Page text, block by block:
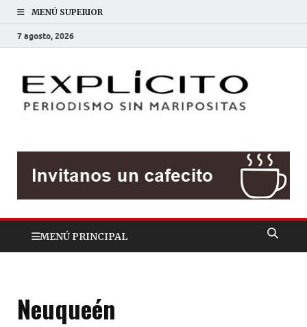
MENÚ SUPERIOR
7 agosto, 2026
MENÚ PRINCIPAL
Neuqueén